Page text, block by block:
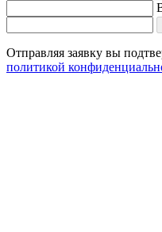
Отправляя заявку вы
политикой